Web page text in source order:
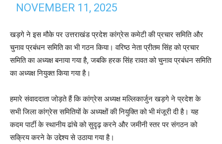
NOVEMBER 11, 2025
खड़गे ने इस मौके पर उत्तराखंड प्रदेश कांग्रेस कमेटी की प्रचार समिति और
चुनाव प्रबंधन समिति का भी गठन किया। वरिष्ठ नेता प्रीतम सिंह को प्रचार
समिति का अध्यक्ष बनाया गया है, जबकि हरक सिंह रावत को चुनाव प्रबंधन समिति
का अध्यक्ष नियुक्त किया गया है।
हमारे संवाददाता जोड़ते हैं कि कांग्रेस अध्यक्ष मल्लिकार्जुन खड़गे ने प्रदेश के
सभी जिला कांग्रेस समितियों के अध्यक्षों की नियुक्ति को भी मंजूरी दी है। यह
कदम पार्टी के स्थानीय ढांचे को सुदृढ़ करने और जमीनी स्तर पर संगठन को
सक्रिय करने के उद्देश्य से उठाया गया है।